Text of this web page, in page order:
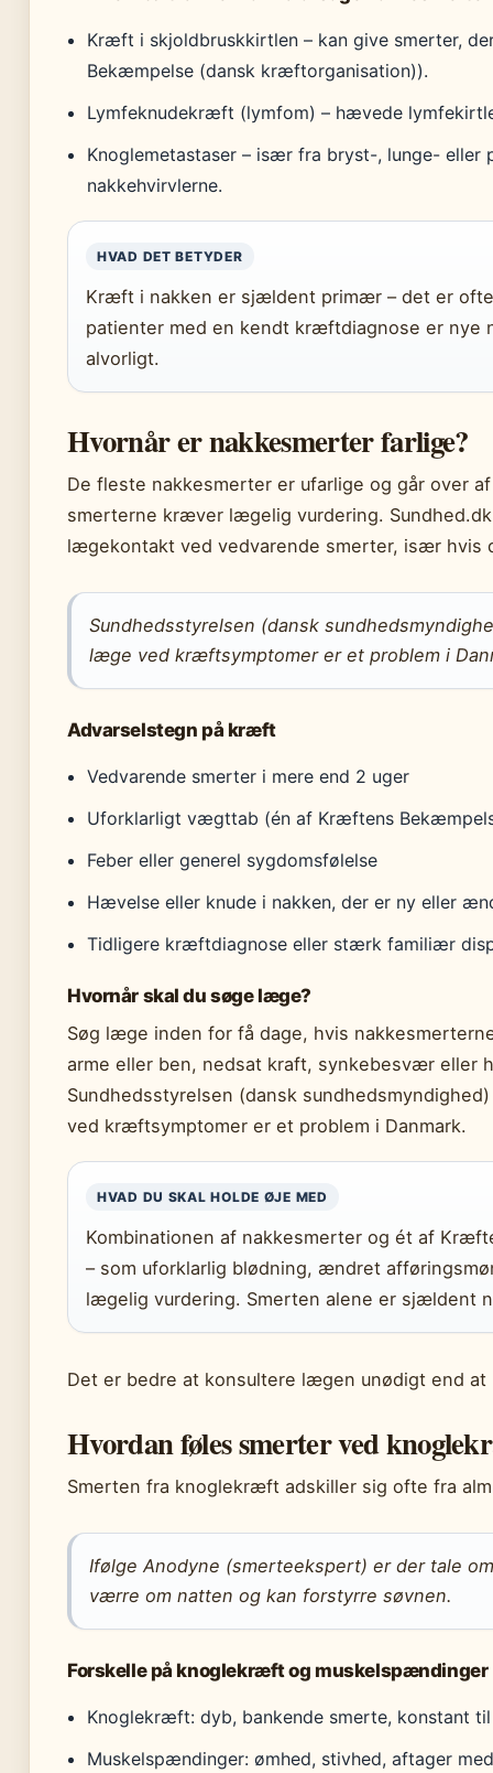
Kræft i skjoldbruskkirtlen – kan give smerter,
Bekæmpelse (dansk kræftorganisation)).
Lymfeknudekræft (lymfom) – hævede
Knoglemetastaser – især fra bryst-, lunge-
nakkehvirvlerne.
HVAD DET BETYDER
Kræft i nakken er sjældent primær – det er
patienter med en kendt kræftdiagnose er nye
alvorligt.
Hvornår er nakkesmerter farlige?
De fleste nakkesmerter er ufarlige og går over
smerterne kræver lægelig vurdering.
lægekontakt ved vedvarende smerter, især hvis
Sundhedsstyrelsen (dansk
læge ved kræftsymptomer er et problem i
Advarselstegn på kræft
Vedvarende smerter i mere end 2 uger
Uforklarligt vægttab (én af Kræftens
Feber eller generel sygdomsfølelse
Hævelse eller knude i nakken, der er ny eller
Tidligere kræftdiagnose eller stærk familiær
Hvornår skal du søge læge?
Søg læge inden for få dage, hvis
arme eller ben, nedsat kraft, synkebesvær eller
Sundhedsstyrelsen (dansk
ved kræftsymptomer er et problem i Danmark.
HVAD DU SKAL HOLDE ØJE MED
Kombinationen af nakkesmerter og ét af
– som uforklarlig blødning, ændret
lægelig vurdering. Smerten alene er sjældent
Det er bedre at konsultere lægen unødigt end at
Hvordan føles smerter ved
Smerten fra knoglekræft adskiller sig ofte fra
Ifølge Anodyne (smerteekspert) er der tale
værre om natten og kan forstyrre søvnen.
Forskelle på knoglekræft og muskelspændinger
Knoglekræft: dyb, bankende smerte, konstant
Muskelspændinger: ømhed, stivhed, aftager